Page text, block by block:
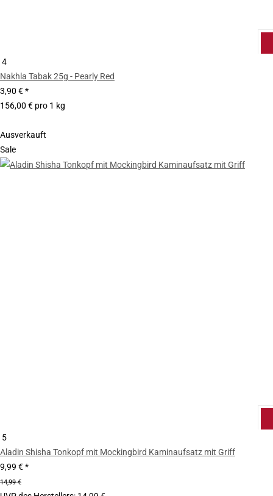
4
Nakhla Tabak 25g - Pearly Red
3,90 €*
156,00 € pro 1 kg
Ausverkauft
Sale
5
Aladin Shisha Tonkopf mit Mockingbird Kaminaufsatz mit Griff
9,99 €*
14,99 €